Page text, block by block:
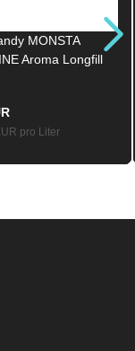
MONSTA
Aroma Longfill
pro Liter